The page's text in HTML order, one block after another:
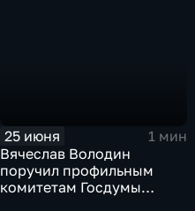
25 июня
1 мин
Вячеслав Володин
поручил профильным
комитетам Госдумы